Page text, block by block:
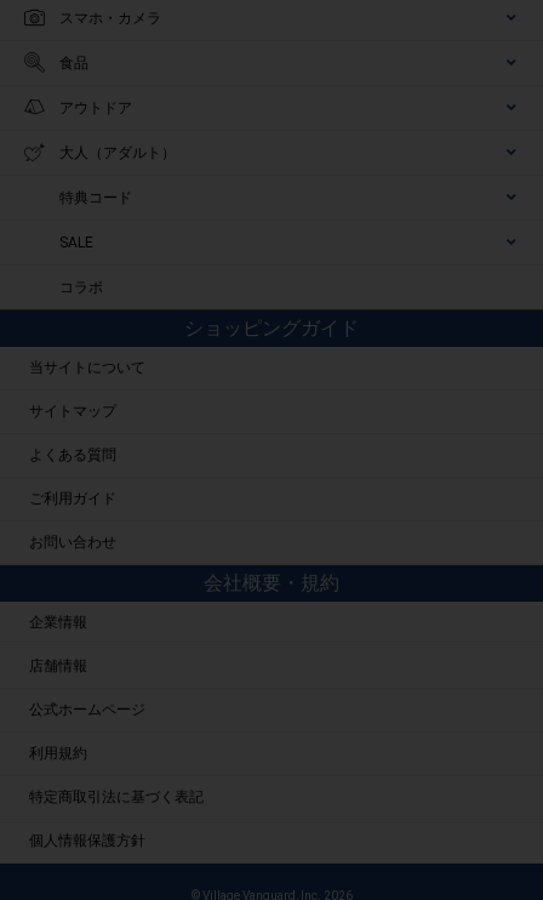
スマホ・カメラ
食品
アウトドア
大人（アダルト）
特典コード
SALE
コラボ
ショッピングガイド
当サイトについて
サイトマップ
よくある質問
ご利用ガイド
お問い合わせ
会社概要・規約
企業情報
店舗情報
公式ホームページ
利用規約
特定商取引法に基づく表記
個人情報保護方針
© Village Vanguard, Inc. 2026